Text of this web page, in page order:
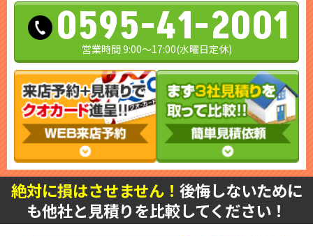
0595-41-2001
営業時間 9:00～17:00(水曜日定休)
絶対に損はさせません！ 後悔しないために
も他社と見積りを比較してください！